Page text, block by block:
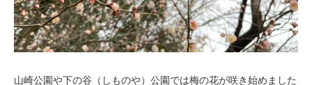
山崎公園や下の谷（しものや）公園では梅の花が咲き始めました